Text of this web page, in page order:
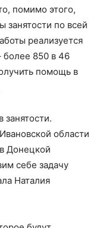
помимо этого,
занятости по всей
реализуется
более 850 в 46
помощь в
занятости.
области
Донецкой
себе задачу
Наталия